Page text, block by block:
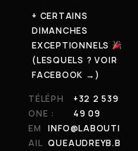
+ CERTAINS
DIMANCHES
EXCEPTIONNELS
(LESQUELS ? VOIR
FACEBOOK →)
TÉLÉPH
ONE :
+32 2 539
49 09
EM
AIL
INFO@LABOUTI
QUEAUDREYB.B